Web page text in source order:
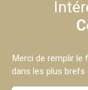
Merci de remplir le
dans les plus brefs